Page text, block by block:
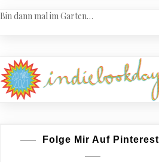
Bin dann mal im Garten…
Folge Mir Auf Pinterest